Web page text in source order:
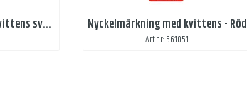
Nyckelmärkning med kvittens svart tryck, båda sidor Nyckelmärkning med kvittens - Röd
Art.nr: 561051